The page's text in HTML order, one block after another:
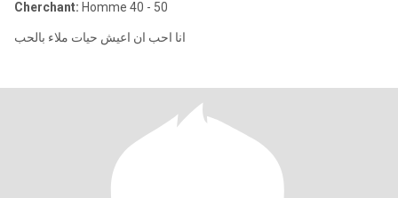
Cherchant: Homme 40 - 50
انا احب ان اعيش حيات ملاء بالحب